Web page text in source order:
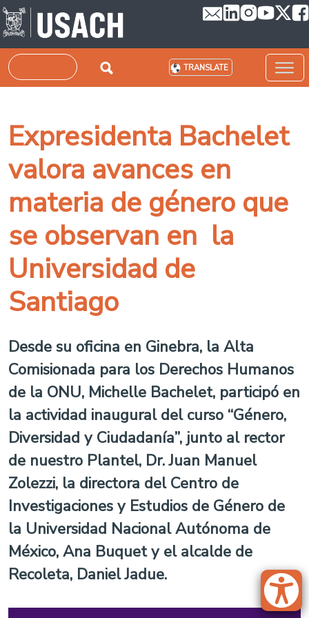
Skip to main content
Search TRANSLATE
Expresidenta Bachelet
valora avances en
materia de género que
se observan en la
Universidad de
Santiago
Desde su oficina en Ginebra, la Alta
Comisionada para los Derechos Humanos
de la ONU, Michelle Bachelet, participó en
la actividad inaugural del curso “Género,
Diversidad y Ciudadanía”, junto al rector
de nuestro Plantel, Dr. Juan Manuel
Zolezzi, la directora del Centro de
Investigaciones y Estudios de Género de
la Universidad Nacional Autónoma de
México, Ana Buquet y el alcalde de
Recoleta, Daniel Jadue.